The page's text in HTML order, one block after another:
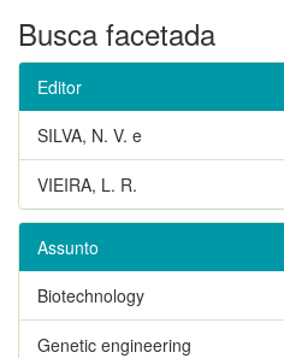
Busca facetada
Editor
SILVA, N. V. e
VIEIRA, L. R.
Assunto
Biotechnology
Genetic engineering